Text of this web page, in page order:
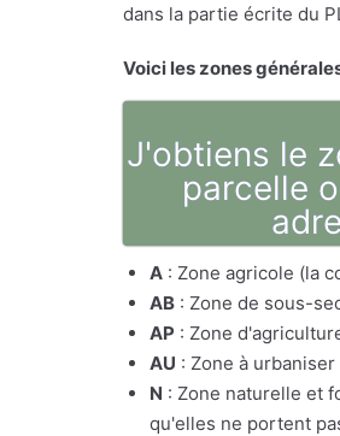
dans la partie écrite du
Voici les zones
J'obtiens le
parcelle
A : Zone agricole (la
AB : Zone de sous-
AP : Zone
AU : Zone à
N : Zone naturelle et
qu'elles ne portent